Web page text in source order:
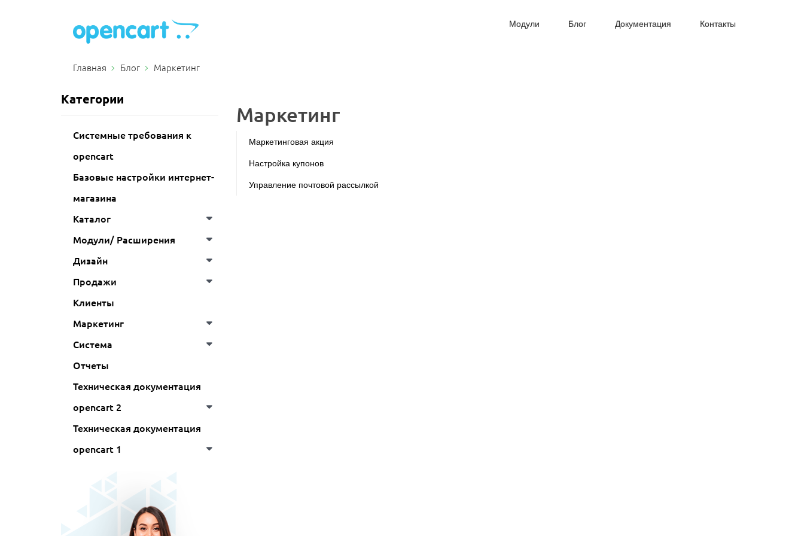
Модули Блог Документация Контакты
Главная Блог Маркетинг
Категории
Системные требования к
opencart
Базовые настройки интернет-
магазина
Каталог
Модули/ Расширения
Дизайн
Продажи
Клиенты
Маркетинг
Система
Отчеты
Техническая документация
opencart 2
Техническая документация
opencart 1
Маркетинг
Маркетинговая акция
Настройка купонов
Управление почтовой рассылкой